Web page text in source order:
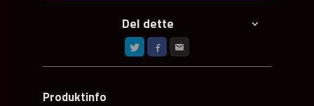
Del dette
Produktinfo